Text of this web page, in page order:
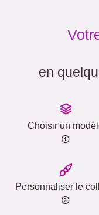
en
Choisir un
Personnaliser le